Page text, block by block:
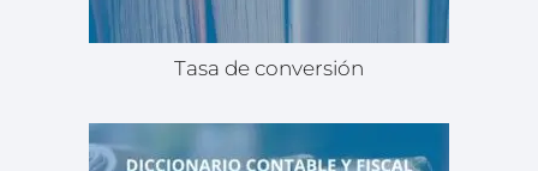
Tasa de conversión